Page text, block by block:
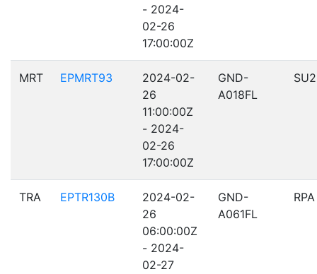
- 2024-
02-26
17:00:00Z
MRT EPMRT93
2024-02-
26
11:00:00Z
- 2024-
02-26
17:00:00Z
GND-
A018FL
TRA EPTR130B
2024-02-
26
06:00:00Z
- 2024-
02-27
GND-
A061FL
RPA